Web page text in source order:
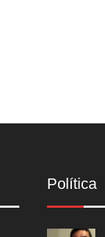
Política